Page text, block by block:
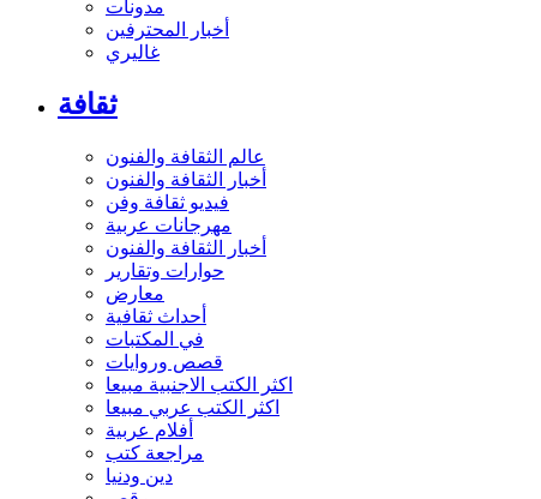
مدونات
أخبار المحترفين
غاليري
ثقافة
عالم الثقافة والفنون
أخبار الثقافة والفنون
فيديو ثقافة وفن
مهرجانات عربية
أخبار الثقافة والفنون
حوارات وتقارير
معارض
أحداث ثقافية
في المكتبات
قصص وروايات
اكثر الكتب الاجنبية مبيعا
اكثر الكتب عربي مبيعا
أفلام عربية
مراجعة كتب
دين ودنيا